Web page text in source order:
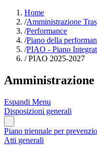
Home
/Amministrazione
/Performance
/Piano della
/PIAO - Piano
/PIAO 2025-2027
Amministrazione
Espandi Menu
Disposizioni generali
Piano triennale per
Atti generali